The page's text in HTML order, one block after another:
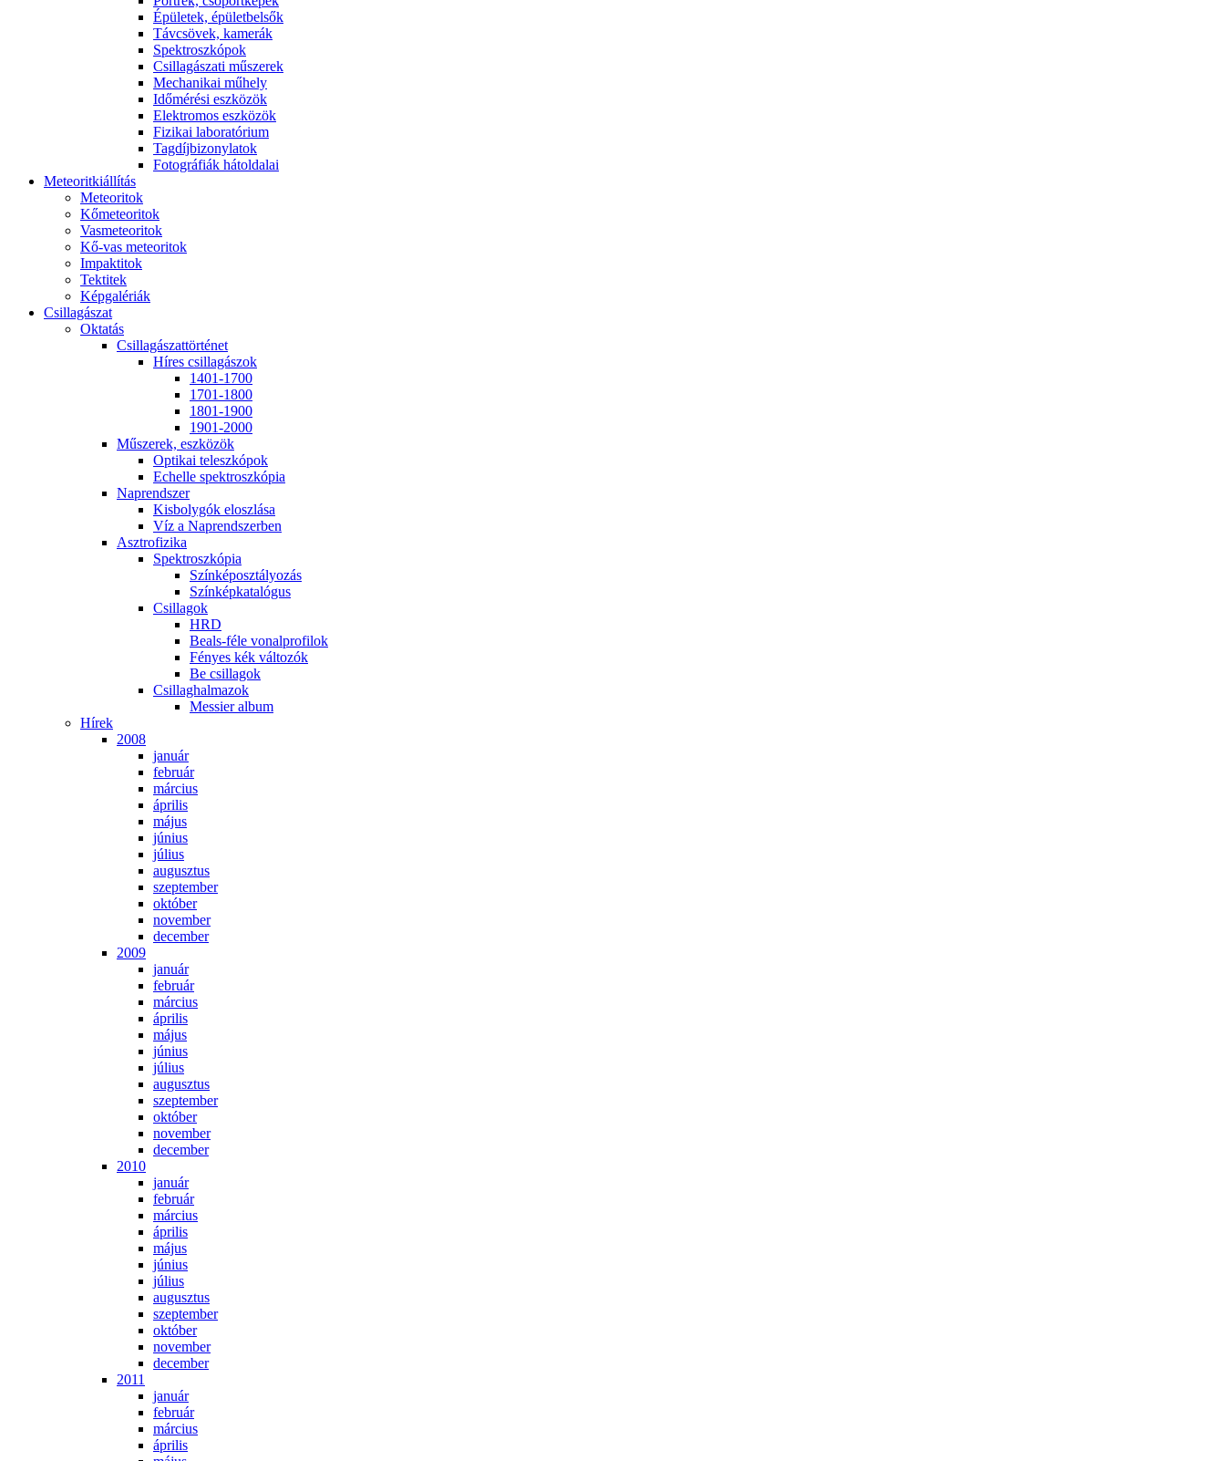
Épü­le­tek, épü­let­bel­sők
Táv­csö­vek, ka­me­rák
Spekt­rosz­kó­pok
Csil­la­gá­sza­ti mű­sze­rek
Me­cha­ni­kai mű­hely
Idő­mé­ré­si esz­kö­zök
Elekt­ro­mos esz­kö­zök
Fi­zi­kai la­bo­ra­tó­ri­um
Tag­díj­bi­zony­la­tok
Fo­tog­rá­fi­ák hát­ol­da­lai
Me­te­o­rit­ki­ál­lí­tás
Me­te­o­ri­tok
Kő­me­te­o­ri­tok
Vas­me­te­o­ri­tok
Kő-vas me­te­o­ri­tok
Imp­ak­ti­tok
Tek­ti­tek
Kép­ga­lé­ri­ák
Csil­la­gá­szat
Ok­ta­tás
Csil­la­gá­szat­tör­té­net
Hí­res csil­la­gá­szok
1401-1700
1701-1800
1801-1900
1901-2000
Mű­sze­rek, esz­kö­zök
Op­ti­kai te­lesz­kó­pok
Echel­le spekt­rosz­kó­pia
Nap­rend­szer
Kis­boly­gók el­osz­lá­sa
Víz a Nap­rend­szer­ben
Aszt­ro­fi­zi­ka
Spekt­rosz­kó­pia
Szín­kép­osz­tá­lyo­zás
Szín­kép­ka­ta­ló­gus
Csil­la­gok
HRD
Be­als-fé­le vo­nal­pro­fi­lok
Fé­nyes kék vál­to­zók
Be csil­la­gok
Csil­lag­hal­ma­zok
Mes­si­er al­bum
Hí­rek
2008
ja­nu­ár
feb­ru­ár
már­ci­us
áp­ri­lis
má­jus
jú­ni­us
jú­li­us
au­gusz­tus
szep­tem­ber
ok­tó­ber
no­vem­ber
de­cem­ber
2009
ja­nu­ár
feb­ru­ár
már­ci­us
áp­ri­lis
má­jus
jú­ni­us
jú­li­us
au­gusz­tus
szep­tem­ber
ok­tó­ber
no­vem­ber
de­cem­ber
2010
ja­nu­ár
feb­ru­ár
már­ci­us
áp­ri­lis
má­jus
jú­ni­us
jú­li­us
au­gusz­tus
szep­tem­ber
ok­tó­ber
no­vem­ber
de­cem­ber
2011
ja­nu­ár
feb­ru­ár
már­ci­us
áp­ri­lis